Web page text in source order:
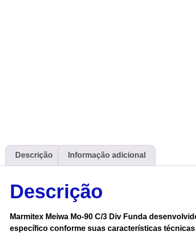
Descrição Informação adicional
Descrição
Marmitex Meiwa Mo-90 C/3 Div Funda
específico conforme suas características